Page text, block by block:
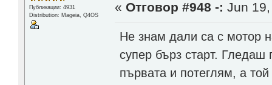
Публикации: 4931
Distribution: Mageia, Q4OS
« Отговор #948 -: Jun
Не знам дали са с мотор
супер бърз старт.
първата и потеглям, а